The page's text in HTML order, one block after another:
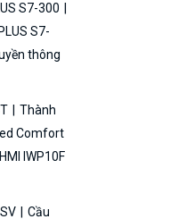
S7-300
S7-
thông
Thành
Comfort
IWP10F
Cầu